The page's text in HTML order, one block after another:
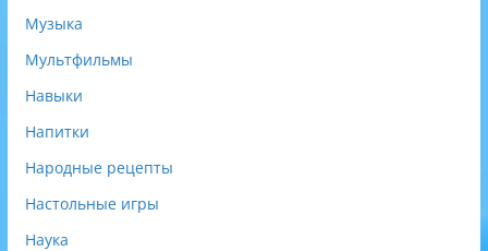
Музыка
Мультфильмы
Навыки
Напитки
Народные рецепты
Настольные игры
Наука